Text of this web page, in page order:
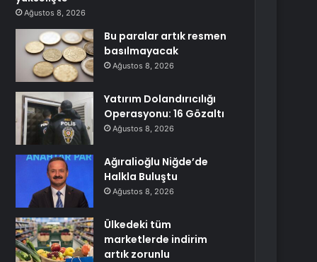
Ağustos 8, 2026
Bu paralar artık resmen
basılmayacak
Ağustos 8, 2026
Yatırım Dolandırıcılığı
Operasyonu: 16 Gözaltı
Ağustos 8, 2026
Ağıralioğlu Niğde’de
Halkla Buluştu
Ağustos 8, 2026
Ülkedeki tüm
marketlerde indirim
artık zorunlu